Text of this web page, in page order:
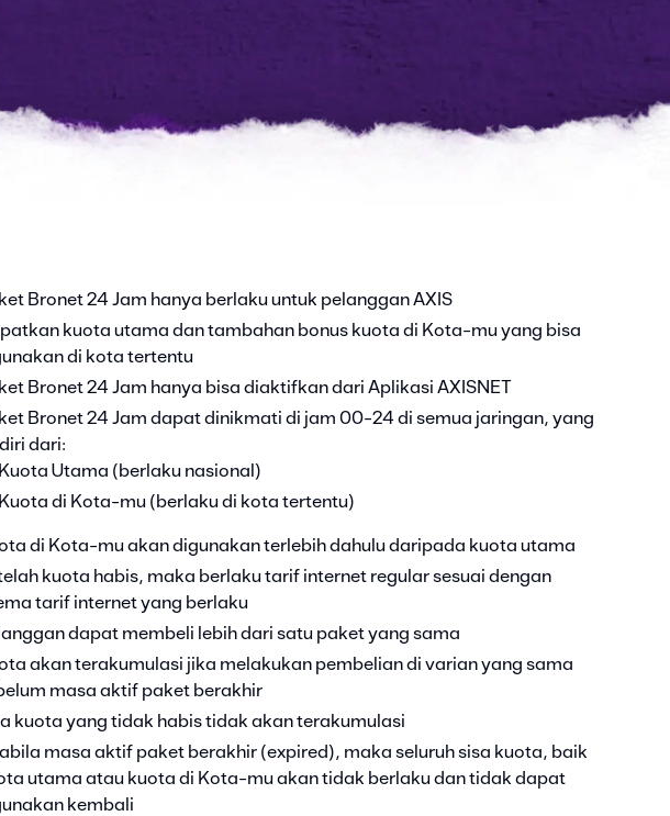
Bronet 24 Jam hanya berlaku untuk pelanggan AXIS
kuota utama dan tambahan bonus kuota di Kota-mu yang bisa
di kota tertentu
Bronet 24 Jam hanya bisa diaktifkan dari Aplikasi AXISNET
Bronet 24 Jam dapat dinikmati di jam 00-24 di semua jaringan, yang
dari:
Kuota Utama (berlaku nasional)
Kuota di Kota-mu (berlaku di kota tertentu)
di Kota-mu akan digunakan terlebih dahulu daripada kuota utama
kuota habis, maka berlaku tarif internet regular sesuai dengan
tarif internet yang berlaku
dapat membeli lebih dari satu paket yang sama
akan terakumulasi jika melakukan pembelian di varian yang sama
masa aktif paket berakhir
kuota yang tidak habis tidak akan terakumulasi
masa aktif paket berakhir (expired), maka seluruh sisa kuota, baik
utama atau kuota di Kota-mu akan tidak berlaku dan tidak dapat
kembali